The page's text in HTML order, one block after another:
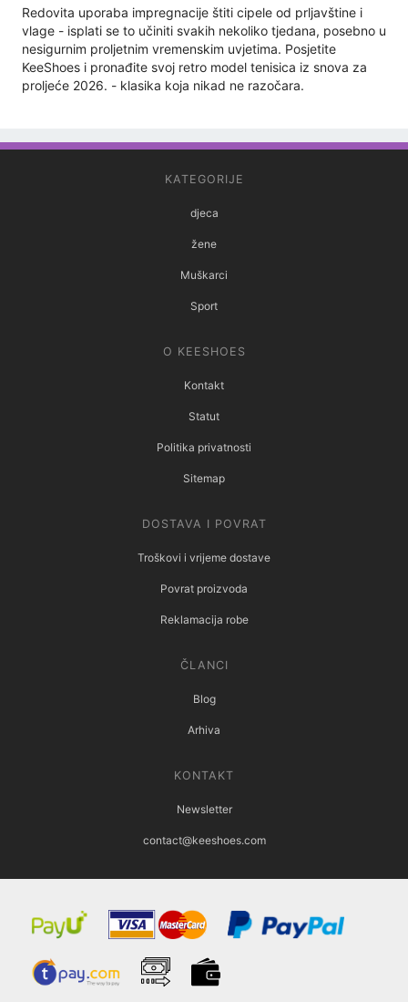
Redovita uporaba impregnacije štiti cipele od prljavštine i
vlage - isplati se to učiniti svakih nekoliko tjedana, posebno u
nesigurnim proljetnim vremenskim uvjetima. Posjetite
KeeShoes i pronađite svoj retro model tenisica iz snova za
proljeće 2026. - klasika koja nikad ne razočara.
KATEGORIJE
djeca
žene
Muškarci
Sport
O KEESHOES
Kontakt
Statut
Politika privatnosti
Sitemap
DOSTAVA I POVRAT
Troškovi i vrijeme dostave
Povrat proizvoda
Reklamacija robe
ČLANCI
Blog
Arhiva
KONTAKT
Newsletter
contact@keeshoes.com